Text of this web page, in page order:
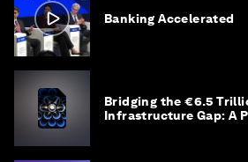
Banking Accelerated
Bridging the €6.5
Infrastructure Gap: A